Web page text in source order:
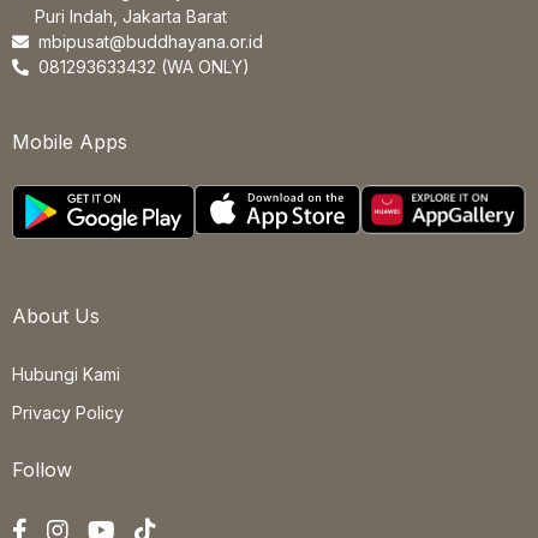
Puri Indah, Jakarta Barat
mbipusat@buddhayana.or.id
081293633432 (WA ONLY)
Mobile Apps
About Us
Hubungi Kami
Privacy Policy
Follow